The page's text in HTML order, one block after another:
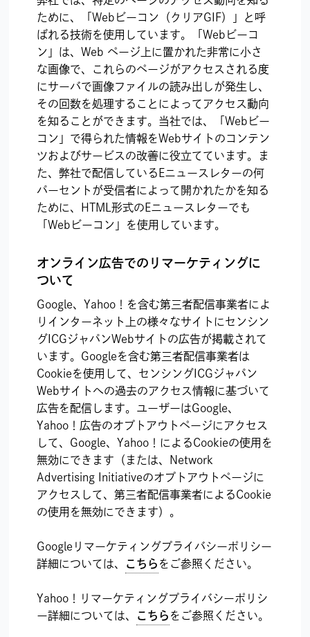
ために、「Webビーコン（クリアGIF）」と呼
ばれる技術を使用しています。「Webビーコ
ン」は、Web ページ上に置かれた非常に小さ
な画像で、これらのページがアクセスされる度
にサーバで画像ファイルの読み出しが発生し、
その回数を処理することによってアクセス動向
を知ることができます。当社では、「Webビー
コン」で得られた情報をWebサイトのコンテン
ツおよびサービスの改善に役立てています。ま
た、弊社で配信しているEニュースレターの何
パーセントが受信者によって開かれたかを知る
ために、HTML形式のEニュースレターでも
「Webビーコン」を使用しています。
オンライン広告でのリマーケティングに
ついて
Google、Yahoo！を含む第三者配信事業者によ
りインターネット上の様々なサイトにセンシン
グICGジャパンWebサイトの広告が掲載されて
います。Googleを含む第三者配信事業者は
Cookieを使用して、センシングICGジャパン
Webサイトへの過去のアクセス情報に基づいて
広告を配信します。ユーザーはGoogle、
Yahoo！広告のオプトアウトページにアクセス
して、Google、Yahoo！によるCookieの使用を
無効にできます（または、Network
Advertising Initiativeのオプトアウトページに
アクセスして、第三者配信事業者によるCookie
の使用を無効にできます）。
Googleリマーケティングプライバシーポリシー
詳細については、 こちら をご参照ください。
Yahoo！リマーケティングプライバシーポリシ
ー詳細については、 こちら をご参照ください。